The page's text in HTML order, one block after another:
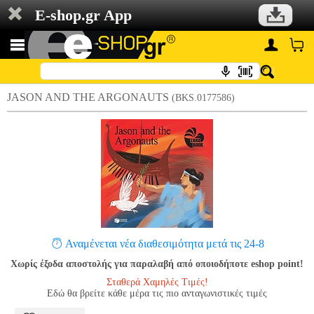
E-shop.gr App
JASON AND THE ARGONAUTS (BKS.0177586)
Αναμένεται νέα διαθεσιμότητα μετά τις 24-8
Χωρίς έξοδα αποστολής για παραλαβή από οποιοδήποτε eshop point!
Σταθερά Χαμηλές Τιμές!
Εδώ θα βρείτε κάθε μέρα τις πιο ανταγωνιστικές τιμές